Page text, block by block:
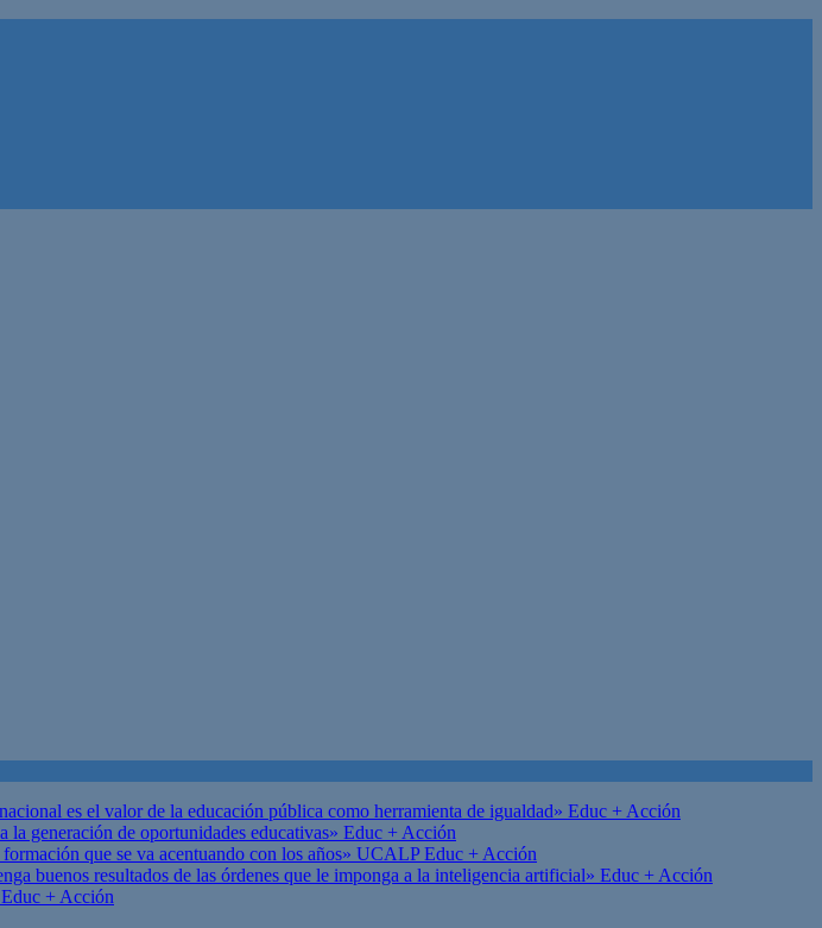
es el valor de la educación pública como herramienta de igualdad» Educ + Acción
generación de oportunidades educativas» Educ + Acción
que se va acentuando con los años» UCALPEduc + Acción
buenos resultados de las órdenes que le imponga a la inteligencia artificial» Educ + Acción
Educ + Acción